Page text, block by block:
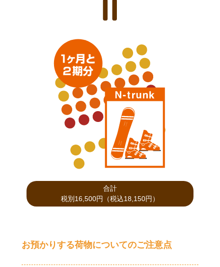
合計
税別16,500円（税込18,150円）
お預かりする荷物についてのご注意点